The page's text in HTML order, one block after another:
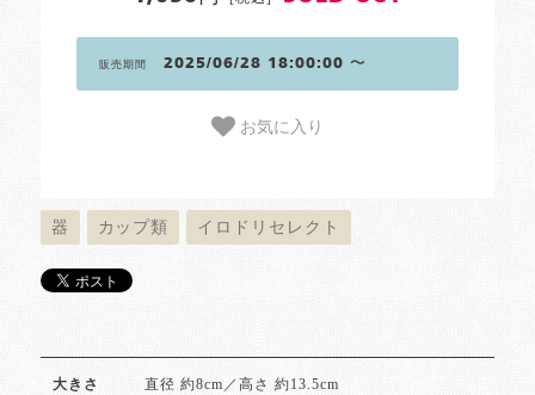
販売期間 2025/06/28 18:00:00 〜
お気に入り
器 カップ類 イロドリセレクト
大きさ 直径 約8cm／高さ 約13.5cm